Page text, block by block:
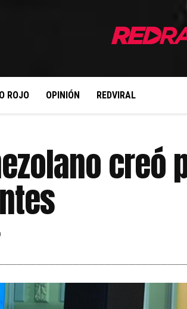
ROJO OPINIÓN REDVIRAL
creó